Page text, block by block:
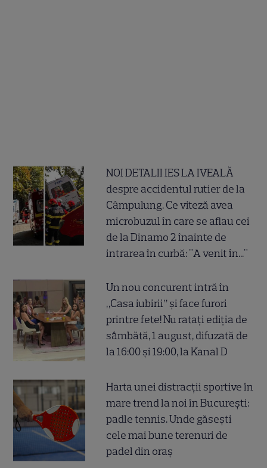
NOI DETALII IES LA IVEALĂ
despre accidentul rutier de la
Câmpulung. Ce viteză avea
microbuzul în care se aflau cei
de la Dinamo 2 înainte de
intrarea în curbă: "A venit în..."
Un nou concurent intră în
„Casa iubirii” și face furori
printre fete! Nu ratați ediția de
sâmbătă, 1 august, difuzată de
la 16:00 și 19:00, la Kanal D
Harta unei distracții sportive în
mare trend la noi în București:
padle tennis. Unde găsești
cele mai bune terenuri de
padel din oraș